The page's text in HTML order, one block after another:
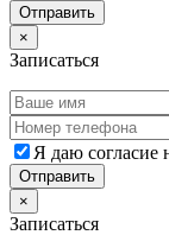
×
Записаться
Я даю согласие
×
Записаться